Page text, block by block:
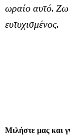
ωραίο αυτό. Ζω
ευτυχισμένος.
Μιλήστε μας και